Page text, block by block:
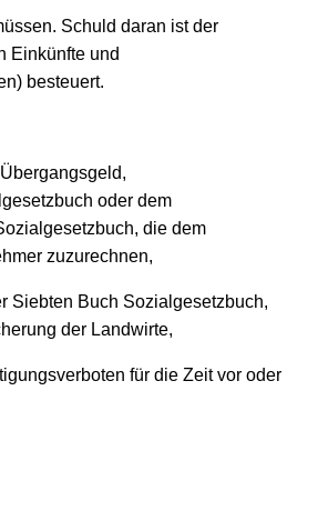
Schuld daran ist der
Einkünfte und
besteuert.
oder dem
die dem
zuzurechnen,
Siebten Buch Sozialgesetzbuch,
der Landwirte,
für die Zeit vor oder